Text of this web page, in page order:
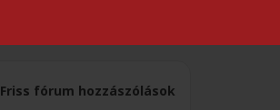
Friss fórum hozzászólások